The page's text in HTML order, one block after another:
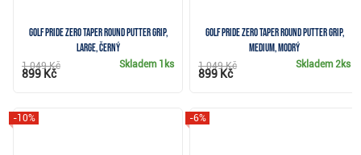
Golf Pride Zero Taper Round putter grip,
Large, černý
Skladem 1ks
1 049 Kč
899 Kč
Golf Pride Zero Taper Round putter grip,
Medium, modrý
Skladem2ks
1 049 Kč
899 Kč
-10% -6%